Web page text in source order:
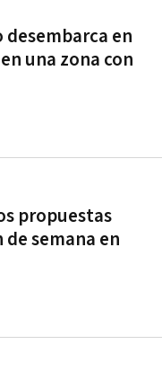
en
una zona con
propuestas
semana en